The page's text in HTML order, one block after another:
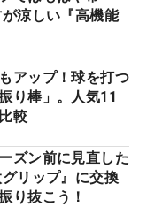
涼しい『高機能
アップ！球を打つ
り棒」。人気11
較
ズン前に見直した
り抜こう！